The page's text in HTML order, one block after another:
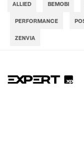
ALLIED BEMOBI
PERFORMANCE
ZENVIA